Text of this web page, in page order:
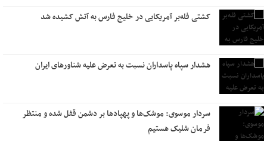
کشتی فله‌بر آمریکایی در خلیج فارس به آتش کشیده شد
هشدار سپاه پاسداران نسبت به تعرض علیه شناورهای ایران
سردار موسوی: موشک‌ها و پهپادها بر دشمن قفل شده و منتظر
فرمان شلیک هستیم